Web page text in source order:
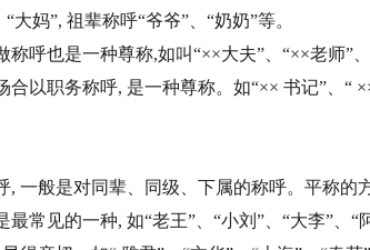
大妈”, 祖辈称呼“爷爷”、“奶奶”等。
呼也是一种尊称,如叫“××大夫”、“××老师”、
以职务称呼, 是一种尊称。如“×× 书记”、“
, 一般是对同辈、同级、下属的称呼。平称的
常见的一种, 如“老王”、“小刘”、“大李”、“